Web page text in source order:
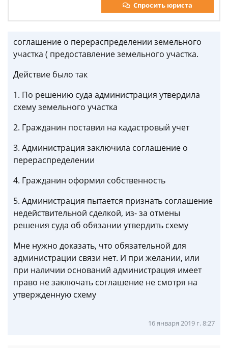
Спросить юриста
соглашение о перераспределении земельного
участка ( предоставление земельного участка.
Действие было так
1. По решению суда администрация утвердила
схему земельного участка
2. Гражданин поставил на кадастровый учет
3. Администрация заключила соглашение о
перераспределении
4. Гражданин оформил собственность
5. Администрация пытается признать соглашение
недействительной сделкой, из- за отмены
решения суда об обязании утвердить схему
Мне нужно доказать, что обязательной для
администрации связи нет. И при желании, или
при наличии оснований администрация имеет
право не заключать соглашение не смотря на
утвержденную схему
16 января 2019 г. 8:27